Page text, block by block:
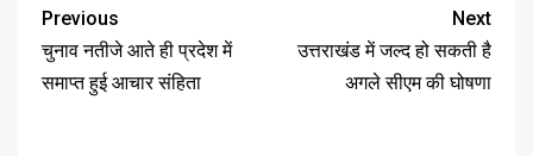
Previous
चुनाव नतीजे आते ही प्रदेश में
समाप्त हुई आचार संहिता
Next
उत्तराखंड में जल्द हो सकती है
अगले सीएम की घोषणा